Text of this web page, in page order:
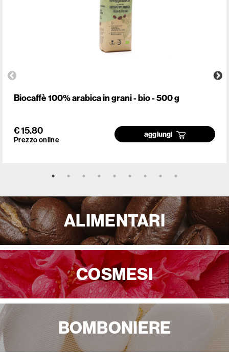
Biocaffè 100% arabica in grani - bio - 500 g
€ 15.80
Prezzo online
aggiungi
ALIMENTARI
COSMESI
BOMBONIERE